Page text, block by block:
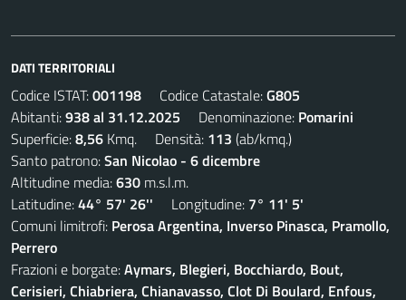
DATI TERRITORIALI
Codice ISTAT:001198 Codice Catastale:G805
Abitanti:938 al 31.12.2025 Denominazione: Pomarini
Superficie:8,56 Kmq. Densità: 113 (ab/kmq.)
Santo patrono:San Nicolao - 6 dicembre
Altitudine media:630 m.s.l.m.
Latitudine:44° 57' 26'' Longitudine: 7° 11' 5'
Comuni limitrofi: Perosa Argentina, Inverso Pinasca, Pramollo,
Perrero
Frazioni e borgate:Aymars, Blegieri, Bocchiardo, Bout,
Cerisieri, Chiabriera, Chianavasso, Clot Di Boulard, Enfous,